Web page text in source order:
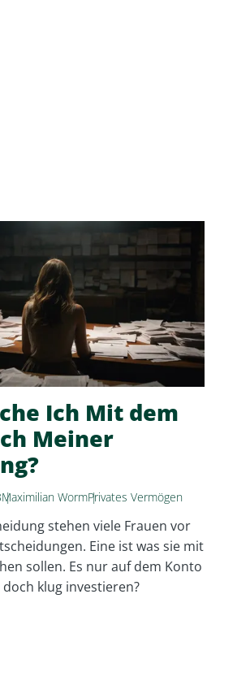
Ich Mit dem
Meiner
Maximilian WormPrivates Vermögen
stehen viele Frauen vor
Eine ist was sie mit
sollen. Es nur auf dem Konto
klug investieren?